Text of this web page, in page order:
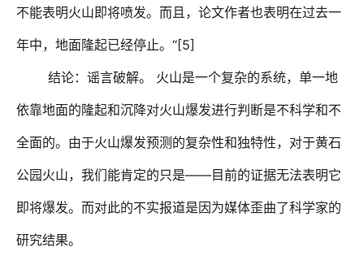
不能表明火山即将喷发。而且，论文作者也表明在过去一
年中，地面隆起已经停止。“[5]
结论：谣言破解。 火山是一个复杂的系统，单一地
依靠地面的隆起和沉降对火山爆发进行判断是不科学和不
全面的。由于火山爆发预测的复杂性和独特性，对于黄石
公园火山，我们能肯定的只是——目前的证据无法表明它
即将爆发。而对此的不实报道是因为媒体歪曲了科学家的
研究结果。